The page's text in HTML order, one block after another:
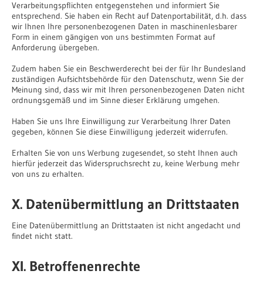
Verarbeitungspflichten entgegenstehen und informiert Sie
entsprechend. Sie haben ein Recht auf Datenportabilität, d.h. dass
wir Ihnen Ihre personenbezogenen Daten in maschinenlesbarer
Form in einem gängigen von uns bestimmten Format auf
Anforderung übergeben.
Zudem haben Sie ein Beschwerderecht bei der für Ihr Bundesland
zuständigen Aufsichtsbehörde für den Datenschutz, wenn Sie der
Meinung sind, dass wir mit Ihren personenbezogenen Daten nicht
ordnungsgemäß und im Sinne dieser Erklärung umgehen.
Haben Sie uns Ihre Einwilligung zur Verarbeitung Ihrer Daten
gegeben, können Sie diese Einwilligung jederzeit widerrufen.
Erhalten Sie von uns Werbung zugesendet, so steht Ihnen auch
hierfür jederzeit das Widerspruchsrecht zu, keine Werbung mehr
von uns zu erhalten.
X. Datenübermittlung an Drittstaaten
Eine Datenübermittlung an Drittstaaten ist nicht angedacht und
findet nicht statt.
XI. Betroffenenrechte